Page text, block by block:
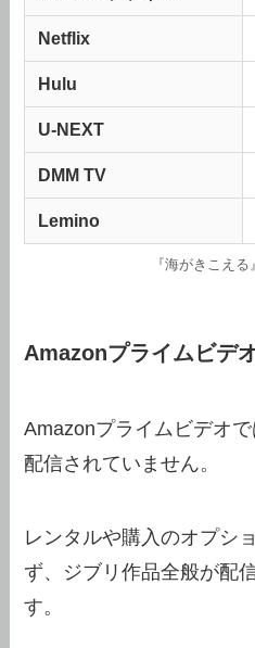
Netflix
Hulu
U-NEXT
DMM TV
Lemino
『海がきこえ
Amazonプライムビデ
Amazonプライムビデオ
配信されていません。
レンタルや購入のオプシ
ず、ジブリ作品全般が配
す。